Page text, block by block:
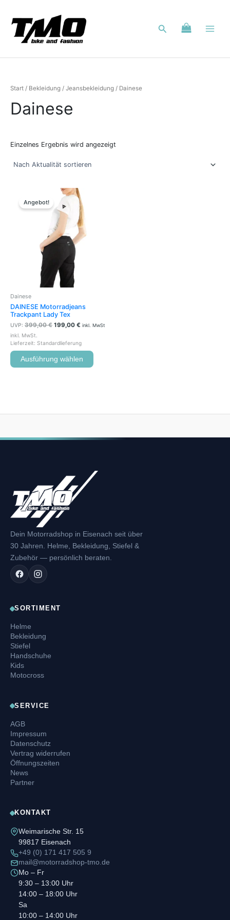
springen
Suchen
Start / Bekleidung / Jeansbekleidung / Dainese
Dainese
Einzelnes Ergebnis wird angezeigt
Angebot!
Dainese
DAINESE Motorradjeans
Trackpant Lady Tex
UVP: 399,00€
Ursprünglicher
Preis
war:
399,00 €
199,00 €
Preis
ist:
199,00 €.
inkl. MwSt
inkl. MwSt.
Lieferzeit: Standardlieferung
Ausführung wählen
Dein Motorradshop in Eisenach seit über
30 Jahren. Helme, Bekleidung, Stiefel &
Zubehör — persönlich beraten.
SORTIMENT
Helme
Bekleidung
Stiefel
Handschuhe
Kids
Motocross
SERVICE
AGB
Impressum
Datenschutz
Vertrag widerrufen
Öffnungszeiten
News
Partner
KONTAKT
Weimarische Str. 15
99817 Eisenach
+49 (0) 171 417 505 9
mail@motorradshop-tmo.de
Mo – Fr
9:30 – 13:00 Uhr
14:00 – 18:00 Uhr
Sa
10:00 – 14:00 Uhr